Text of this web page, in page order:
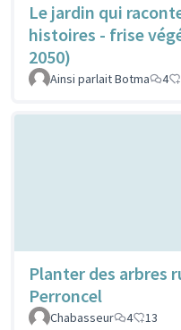
Le jardin qui
histoires - frise
2050)
Ainsi parlait Botma 4
Planter des arbres
Perroncel
Chabasseur
4 13